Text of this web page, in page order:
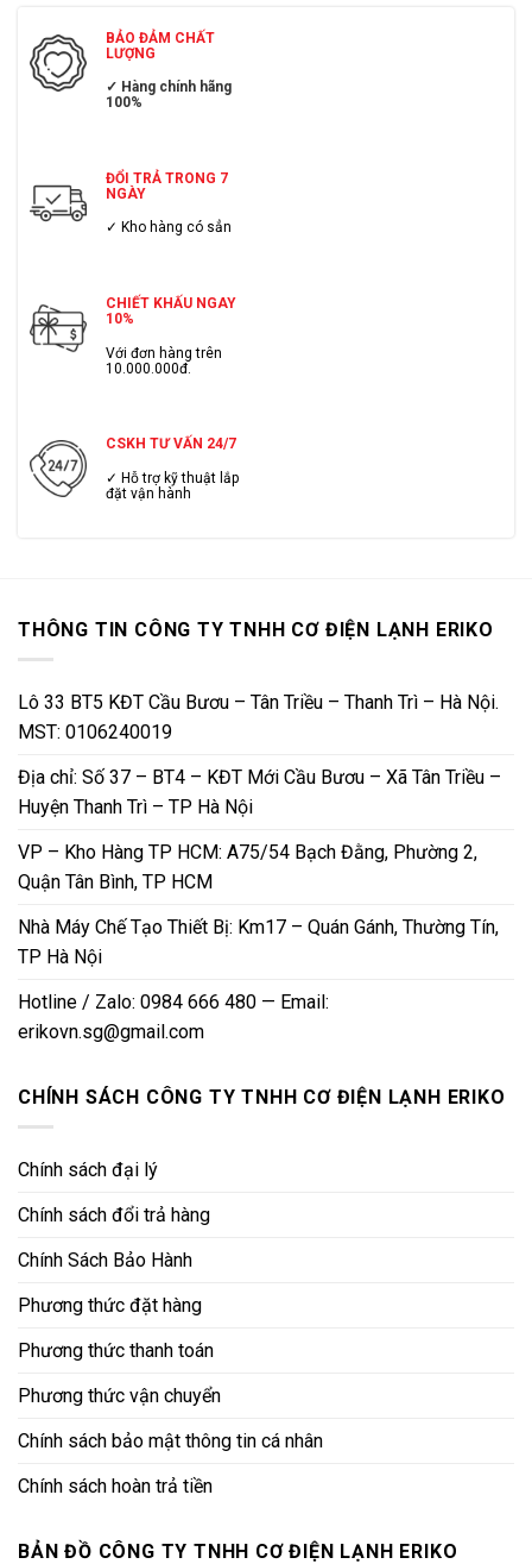
BẢO ĐẢM CHẤT
LƯỢNG
✓ Hàng chính hãng
100%
ĐỔI TRẢ TRONG 7
NGÀY
✓ Kho hàng có sẳn
CHIẾT KHẤU NGAY
10%
Với đơn hàng trên
10.000.000đ.
CSKH TƯ VẤN 24/7
✓ Hỗ trợ kỹ thuật lắp
đặt vận hành
THÔNG TIN CÔNG TY TNHH CƠ ĐIỆN LẠNH ERIKO
Lô 33 BT5 KĐT Cầu Bươu – Tân Triều – Thanh Trì – Hà Nội.
MST: 0106240019
Địa chỉ: Số 37 – BT4 – KĐT Mới Cầu Bươu – Xã Tân Triều –
Huyện Thanh Trì – TP Hà Nội
VP – Kho Hàng TP HCM: A75/54 Bạch Đằng, Phường 2,
Quận Tân Bình, TP HCM
Nhà Máy Chế Tạo Thiết Bị: Km17 – Quán Gánh, Thường Tín,
TP Hà Nội
Hotline / Zalo: 0984 666 480 — Email:
erikovn.sg@gmail.com
CHÍNH SÁCH CÔNG TY TNHH CƠ ĐIỆN LẠNH ERIKO
Chính sách đại lý
Chính sách đổi trả hàng
Chính Sách Bảo Hành
Phương thức đặt hàng
Phương thức thanh toán
Phương thức vận chuyển
Chính sách bảo mật thông tin cá nhân
Chính sách hoàn trả tiền
BẢN ĐỒ CÔNG TY TNHH CƠ ĐIỆN LẠNH ERIKO